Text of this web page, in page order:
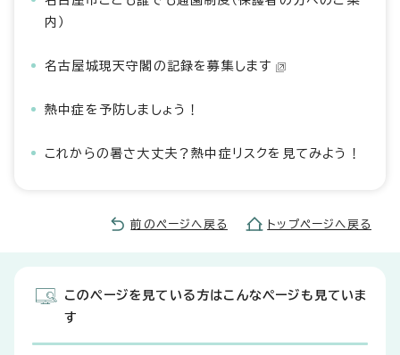
内）
名古屋城現天守閣の記録を募集します
熱中症を予防しましょう！
これからの暑さ大丈夫？熱中症リスクを見てみよう！
前のページへ戻る トップページへ戻る
このページを見ている方はこんなページも見ていま
す